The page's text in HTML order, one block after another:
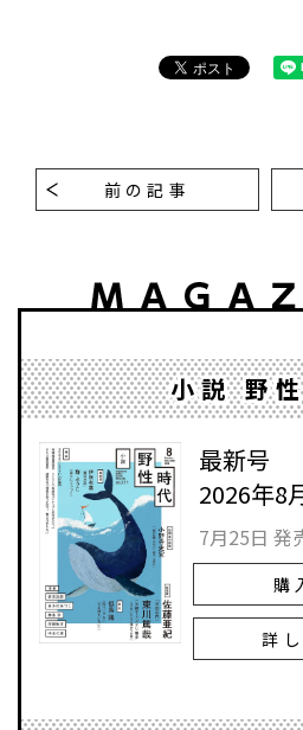
前の記事
小説 野
最新号
2026年8
7月25日 発
購
詳